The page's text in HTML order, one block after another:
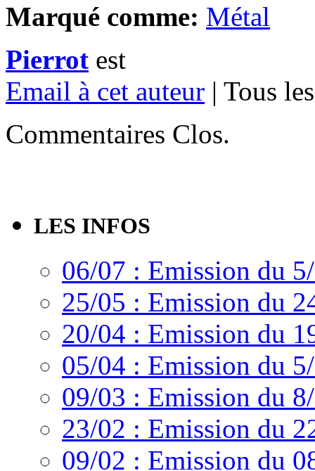
Marqué comme: Métal
Pierrot est
Email à cet auteur | Tous
Commentaires Clos.
LES INFOS
06/07 : Emission du
25/05 : Emission du
20/04 : Emission du
05/04 : Emission du
09/03 : Emission du
23/02 : Emission du
09/02 : Emission du